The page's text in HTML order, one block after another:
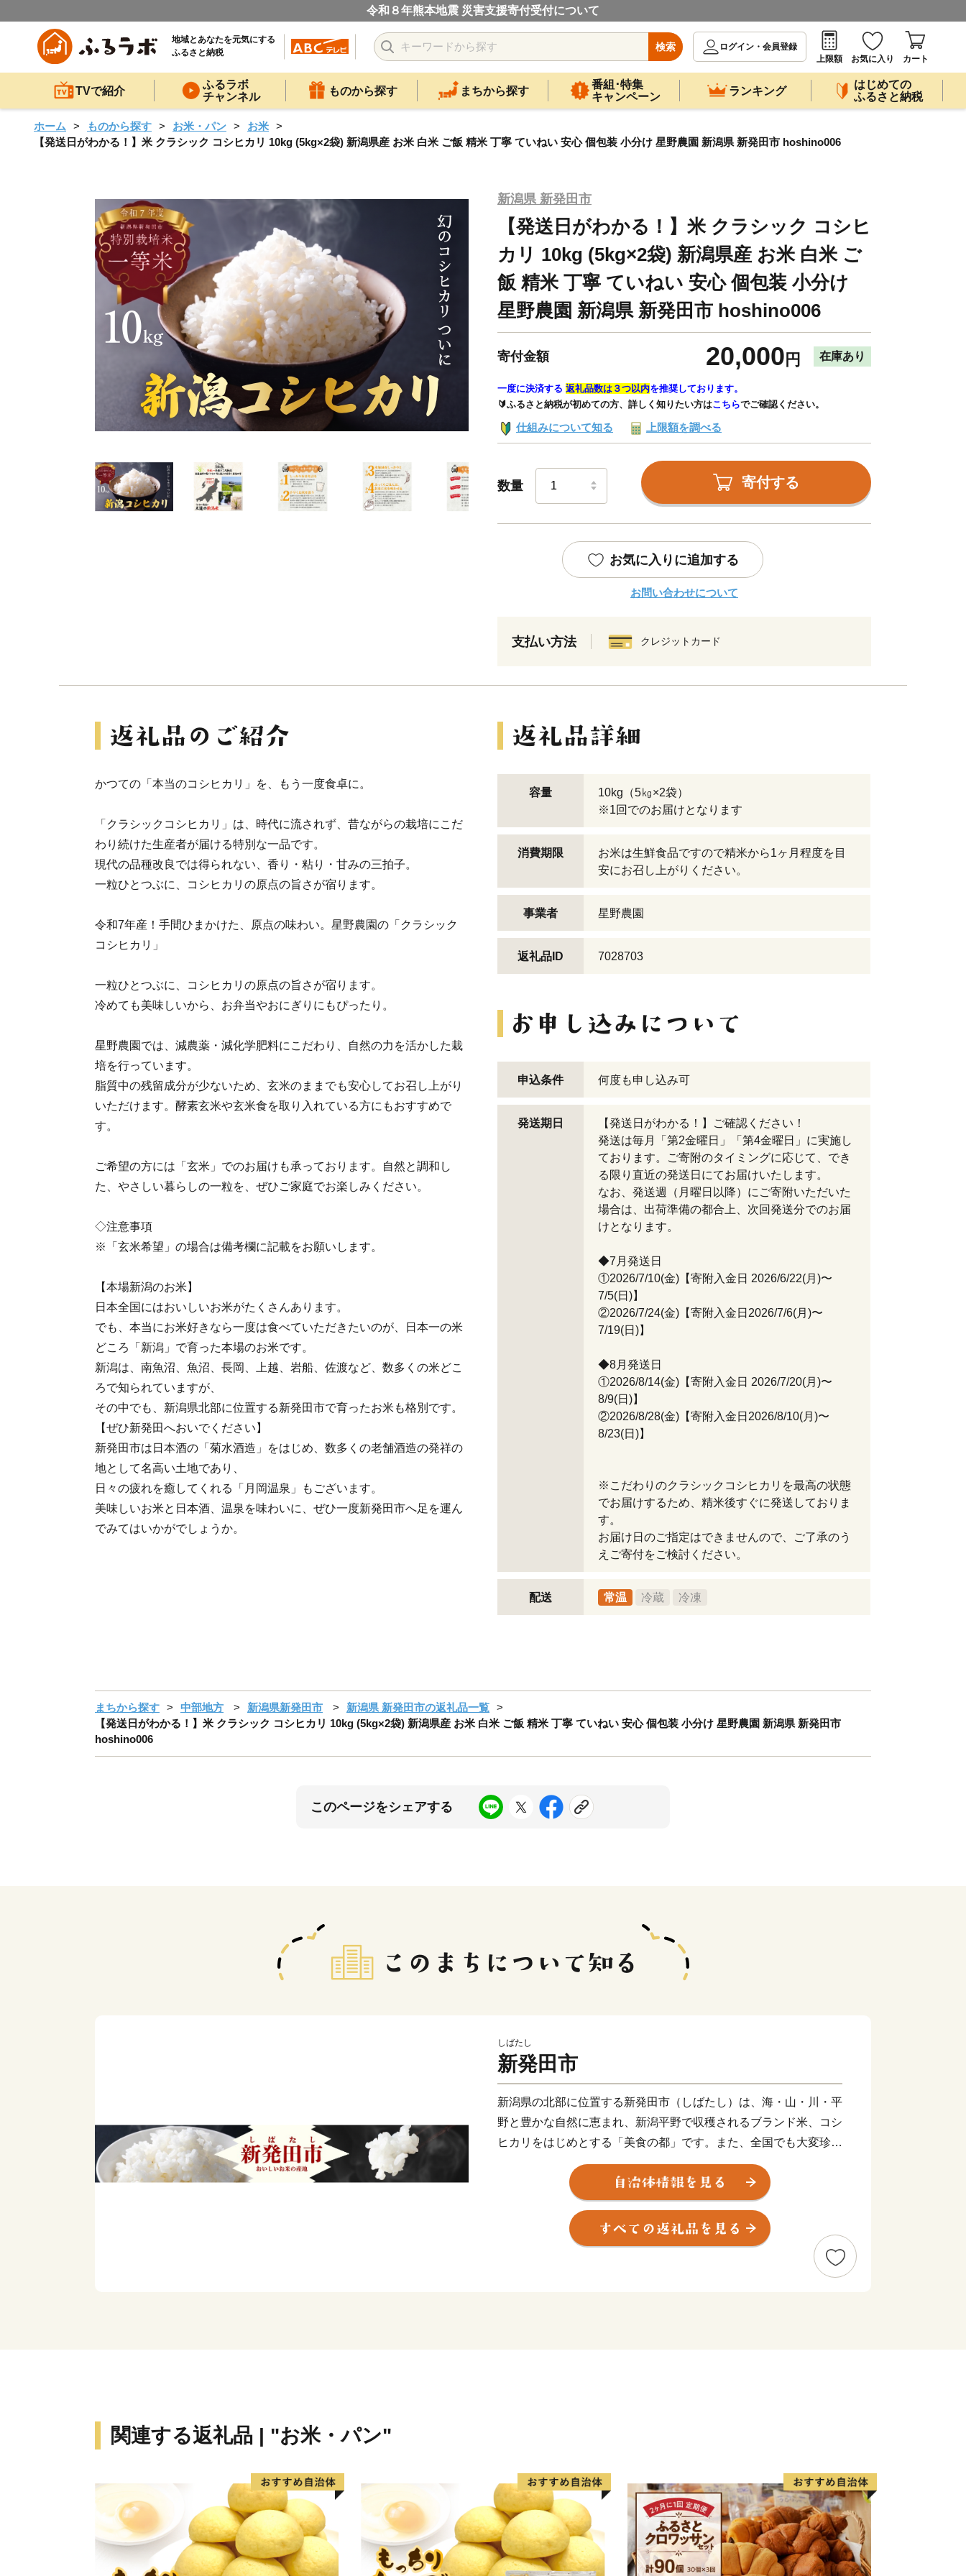
令和８年熊本地震 災害支援寄付受付について
地域とあなたを元気にする
ふるさと納税
検索
ログイン・会員登録
上限額
お気に入り カート
TVで紹介
ふるラボ
チャンネル
ものから探す まちから探す
番組･特集
キャンペーン
ランキング
はじめての
ふるさと納税
ホーム ものから探す お米・パン
お米
【発送日がわかる！】米 クラシック コシヒカリ 10kg (5kg×2袋) 新潟県産 お米 白米 ご飯 精米 丁寧 ていねい 安心 個包装 小分け 星野農園 新潟県 新発田市 hoshino006
新潟県 新発田市
【発送日がわかる！】米 クラシック コシヒ
カリ 10kg (5kg×2袋) 新潟県産 お米 白米 ご
飯 精米 丁寧 ていねい 安心 個包装 小分け
星野農園 新潟県 新発田市 hoshino006
寄付金額 20,000 円 在庫あり
一度に決済する 返礼品数は３つ以内を推奨しております。
🔰ふるさと納税が初めての方、詳しく知りたい方はこちらでご確認ください。
仕組みについて知る 上限額を調べる
数量 寄付する
お気に入りに追加する
お問い合わせについて
支払い方法 クレジットカード
かつての「本当のコシヒカリ」を、もう一度食卓に。
「クラシックコシヒカリ」は、時代に流されず、昔ながらの栽培にこだ
わり続けた生産者が届ける特別な一品です。
現代の品種改良では得られない、香り・粘り・甘みの三拍子。
一粒ひとつぶに、コシヒカリの原点の旨さが宿ります。
令和7年産！手間ひまかけた、原点の味わい。星野農園の「クラシック
コシヒカリ」
一粒ひとつぶに、コシヒカリの原点の旨さが宿ります。
冷めても美味しいから、お弁当やおにぎりにもぴったり。
星野農園では、減農薬・減化学肥料にこだわり、自然の力を活かした栽
培を行っています。
脂質中の残留成分が少ないため、玄米のままでも安心してお召し上がり
いただけます。酵素玄米や玄米食を取り入れている方にもおすすめで
す。
ご希望の方には「玄米」でのお届けも承っております。自然と調和し
た、やさしい暮らしの一粒を、ぜひご家庭でお楽しみください。
◇注意事項
※「玄米希望」の場合は備考欄に記載をお願いします。
【本場新潟のお米】
日本全国にはおいしいお米がたくさんあります。
でも、本当にお米好きなら一度は食べていただきたいのが、日本一の米
どころ「新潟」で育った本場のお米です。
新潟は、南魚沼、魚沼、長岡、上越、岩船、佐渡など、数多くの米どこ
ろで知られていますが、
その中でも、新潟県北部に位置する新発田市で育ったお米も格別です。
【ぜひ新発田へおいでください】
新発田市は日本酒の「菊水酒造」をはじめ、数多くの老舗酒造の発祥の
地として名高い土地であり、
日々の疲れを癒してくれる「月岡温泉」もございます。
美味しいお米と日本酒、温泉を味わいに、ぜひ一度新発田市へ足を運ん
でみてはいかがでしょうか。
容量
10kg（5㎏×2袋）
※1回でのお届けとなります
消費期限
お米は生鮮食品ですので精米から1ヶ月程度を目
安にお召し上がりください。
事業者 星野農園
返礼品ID 7028703
申込条件 何度も申し込み可
発送期日
【発送日がわかる！】ご確認ください！
発送は毎月「第2金曜日」「第4金曜日」に実施し
ております。ご寄附のタイミングに応じて、でき
る限り直近の発送日にてお届けいたします。
なお、発送週（月曜日以降）にご寄附いただいた
場合は、出荷準備の都合上、次回発送分でのお届
けとなります。
◆7月発送日
①2026/7/10(金)【寄附入金日 2026/6/22(月)〜
7/5(日)】
②2026/7/24(金)【寄附入金日2026/7/6(月)〜
7/19(日)】
◆8月発送日
①2026/8/14(金)【寄附入金日 2026/7/20(月)〜
8/9(日)】
②2026/8/28(金)【寄附入金日2026/8/10(月)〜
8/23(日)】
※こだわりのクラシックコシヒカリを最高の状態
でお届けするため、精米後すぐに発送しておりま
す。
お届け日のご指定はできませんので、ご了承のう
えご寄付をご検討ください。
配送 常温 冷蔵 冷凍
まちから探す 中部地方 新潟県新発田市
新潟県 新発田市の返礼品一覧
【発送日がわかる！】米 クラシック コシヒカリ 10kg (5kg×2袋) 新潟県産 お米 白米 ご飯 精米 丁寧 ていねい 安心 個包装 小分け 星野農園 新潟県 新発田市
hoshino006
このページをシェアする
しばたし
新発田市
新潟県の北部に位置する新発田市（しばたし）は、海・山・川・平
野と豊かな自然に恵まれ、新潟平野で収穫されるブランド米、コシ
ヒカリをはじめとする「美食の都」です。また、全国でも大変珍し
い三匹の鯱を配する三階櫓という新発田のシンボル新発田城のある
城下町でもあります。歴史と文化が漂うまちをお愉しみいただいた
後は、全国でもトップクラスの硫黄成分含有量を誇る名湯『月岡温
泉』で、エメラルドグリーンに輝くお湯を堪能し、四季折々の多彩
な食材を使った新発田の自慢の味を堪能できます。
観光スポットに立ち寄り、旅館でゆったり、美味しい料理に舌鼓。
関連する返礼品 | "お米・パン"